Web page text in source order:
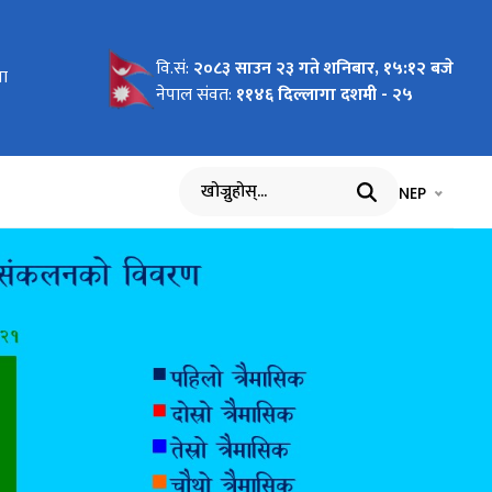
२०८३
२०८२
:-
:-
वि.सं: २०८३ साउन २३ गते शनिबार, १५:१२ बजे
नेपाल संवत: ११४६ दिल्लागा दशमी - २५
खोज्नुहोस् भाषा चयन
NEP